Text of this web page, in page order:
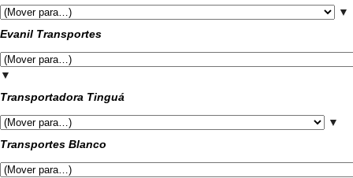
▼
Evanil Transportes
▼
Transportadora Tinguá
▼
Transportes Blanco